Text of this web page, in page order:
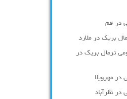
در قم
بریک در ملارد
ترمال بریک در
در مهرویلا
در نظرآباد